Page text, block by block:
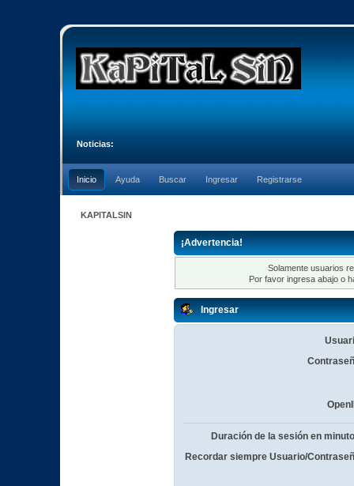
Noticias:
Inicio Ayuda Buscar Ingresar Registrarse
KAPITALSIN
¡Advertencia!
Solamente usuarios
Por favor ingresa abajo o
Ingresar
Duración de la sesión en
Recordar siempre Usuario/